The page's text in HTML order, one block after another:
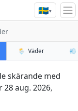
🇸🇪▾
🌦️ Väder 💨
skärande med
aug. 2026,